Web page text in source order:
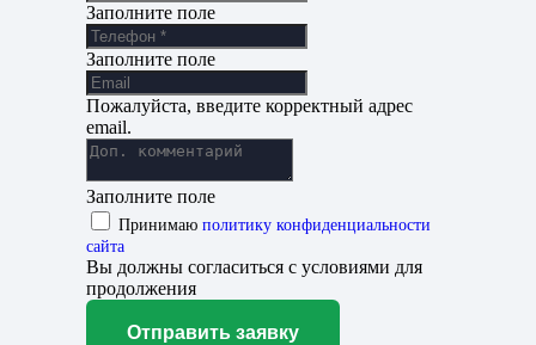
Заполните поле
Заполните поле
Пожалуйста, введите корректный адрес
email.
Заполните поле
Принимаю политику конфиденциальности
сайта
Вы должны согласиться с условиями для
продолжения
Отправить заявку